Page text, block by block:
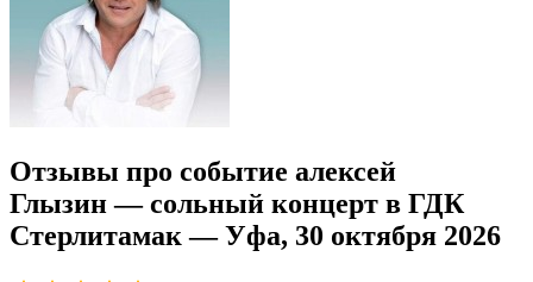
Отзывы про событие алексей
Глызин — сольный концерт в ГДК
Стерлитамак — Уфа, 30 октября 2026